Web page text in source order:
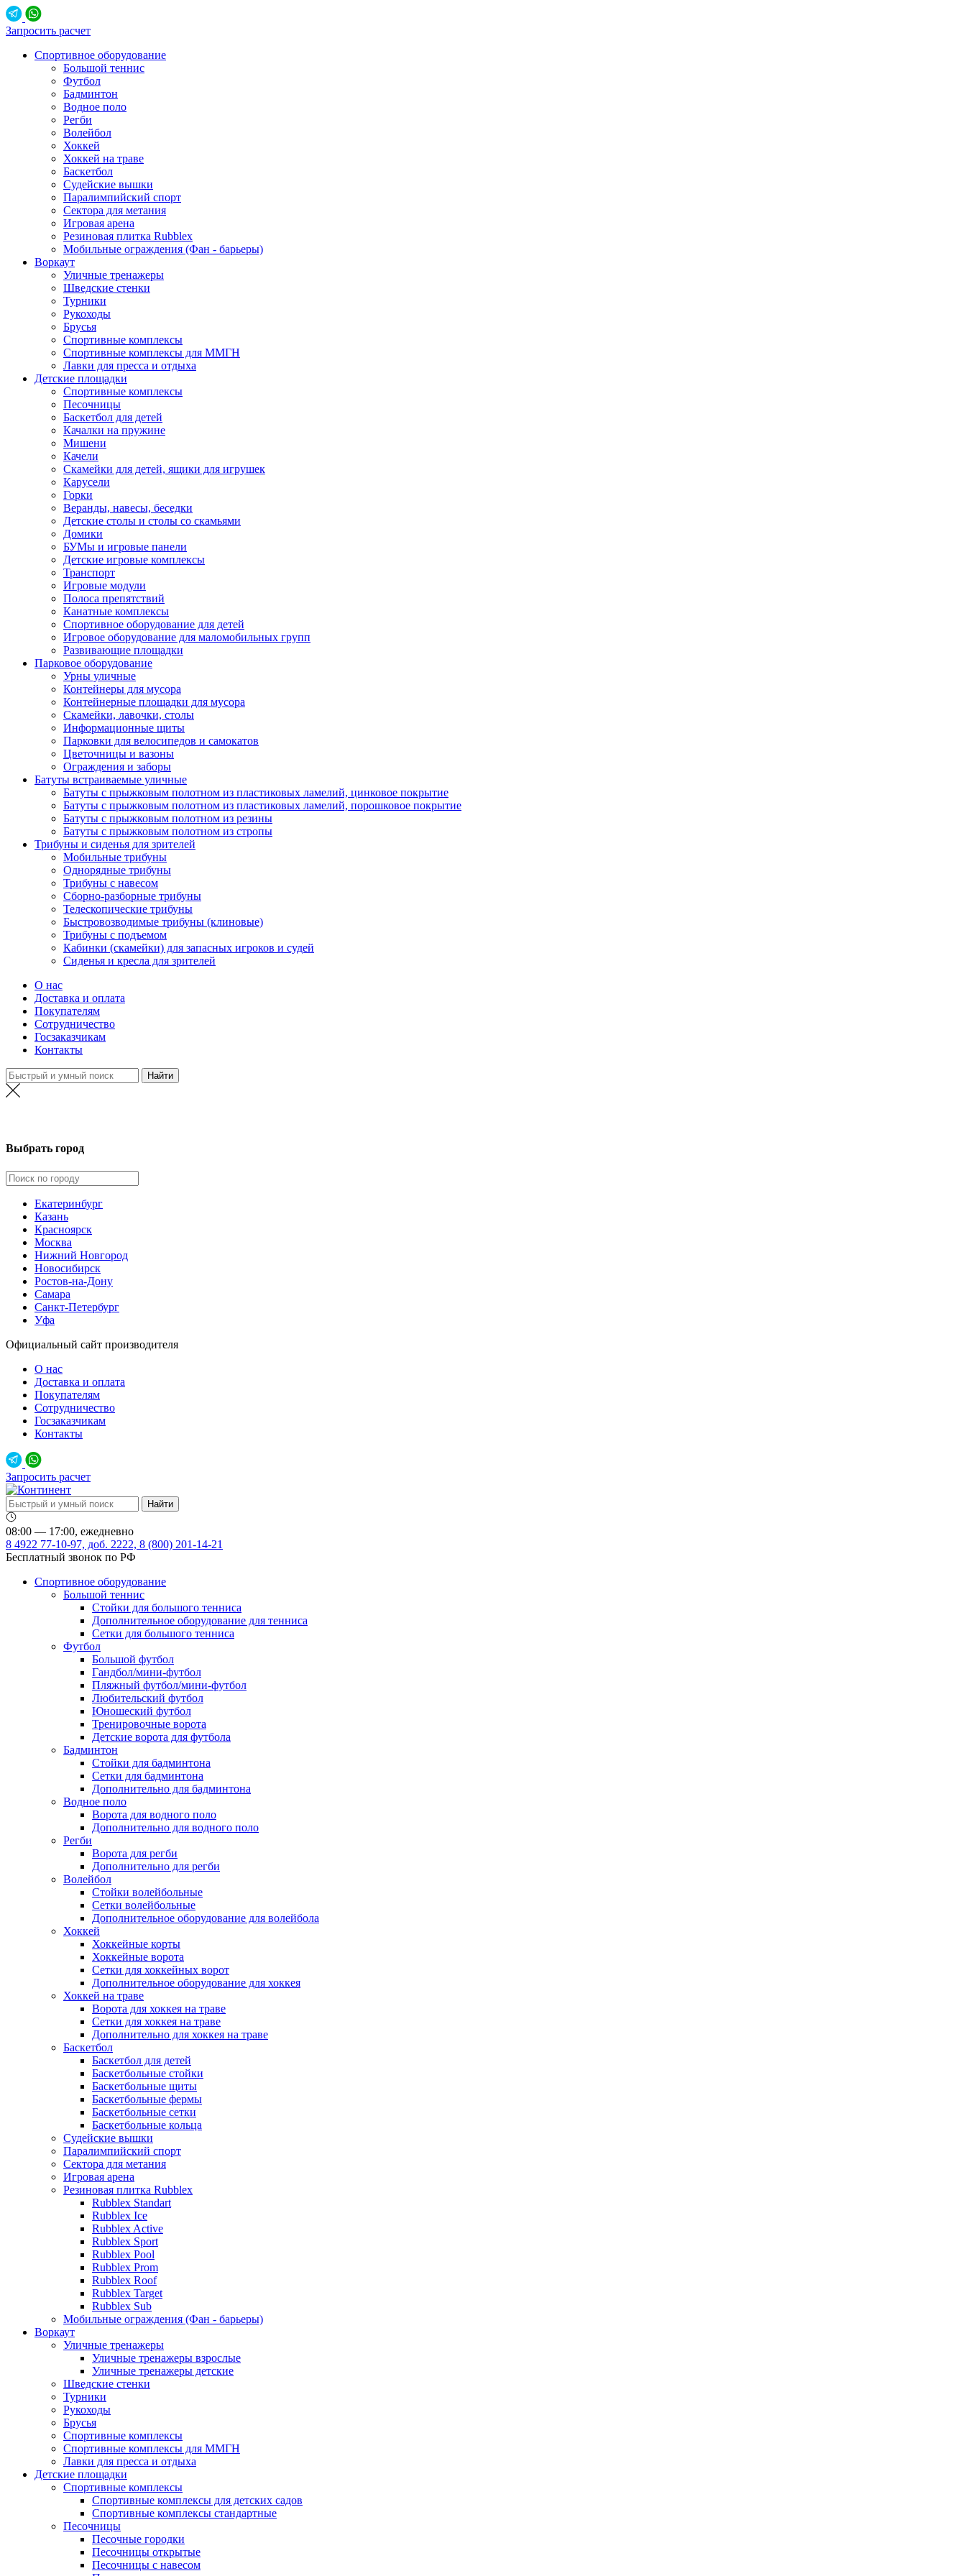
Запросить расчет
Спортивное оборудование
Большой теннис
Футбол
Бадминтон
Водное поло
Регби
Волейбол
Хоккей
Хоккей на траве
Баскетбол
Судейские вышки
Паралимпийский спорт
Сектора для метания
Игровая арена
Резиновая плитка Rubblex
Мобильные ограждения (Фан - барьеры)
Воркаут
Уличные тренажеры
Шведские стенки
Турники
Рукоходы
Брусья
Спортивные комплексы
Спортивные комплексы для ММГН
Лавки для пресса и отдыха
Детские площадки
Спортивные комплексы
Песочницы
Баскетбол для детей
Качалки на пружине
Мишени
Качели
Скамейки для детей, ящики для игрушек
Карусели
Горки
Веранды, навесы, беседки
Детские столы и столы со скамьями
Домики
БУМы и игровые панели
Детские игровые комплексы
Транспорт
Игровые модули
Полоса препятствий
Канатные комплексы
Спортивное оборудование для детей
Игровое оборудование для маломобильных групп
Развивающие площадки
Парковое оборудование
Урны уличные
Контейнеры для мусора
Контейнерные площадки для мусора
Скамейки, лавочки, столы
Информационные щиты
Парковки для велосипедов и самокатов
Цветочницы и вазоны
Ограждения и заборы
Батуты встраиваемые уличные
Батуты с прыжковым полотном из пластиковых ламелий, цинковое покрытие
Батуты с прыжковым полотном из пластиковых ламелий, порошковое покрытие
Батуты с прыжковым полотном из резины
Батуты с прыжковым полотном из стропы
Трибуны и сиденья для зрителей
Мобильные трибуны
Однорядные трибуны
Трибуны с навесом
Сборно-разборные трибуны
Телескопические трибуны
Быстровозводимые трибуны (клиновые)
Трибуны с подъемом
Кабинки (скамейки) для запасных игроков и судей
Сиденья и кресла для зрителей
О нас
Доставка и оплата
Покупателям
Сотрудничество
Госзаказчикам
Контакты
Выбрать город
Екатеринбург
Казань
Красноярск
Москва
Нижний Новгород
Новосибирск
Ростов-на-Дону
Самара
Санкт-Петербург
Уфа
Официальный сайт производителя
О нас
Доставка и оплата
Покупателям
Сотрудничество
Госзаказчикам
Контакты
Запросить расчет
08:00 — 17:00, ежедневно
8 4922 77-10-97, доб. 2222, 8 (800) 201-14-21
Бесплатный звонок по РФ
Спортивное оборудование
Большой теннис
Стойки для большого тенниса
Дополнительное оборудование для тенниса
Сетки для большого тенниса
Футбол
Большой футбол
Гандбол/мини-футбол
Пляжный футбол/мини-футбол
Любительский футбол
Юношеский футбол
Тренировочные ворота
Детские ворота для футбола
Бадминтон
Стойки для бадминтона
Сетки для бадминтона
Дополнительно для бадминтона
Водное поло
Ворота для водного поло
Дополнительно для водного поло
Регби
Ворота для регби
Дополнительно для регби
Волейбол
Стойки волейбольные
Сетки волейбольные
Дополнительное оборудование для волейбола
Хоккей
Хоккейные корты
Хоккейные ворота
Сетки для хоккейных ворот
Дополнительное оборудование для хоккея
Хоккей на траве
Ворота для хоккея на траве
Сетки для хоккея на траве
Дополнительно для хоккея на траве
Баскетбол
Баскетбол для детей
Баскетбольные стойки
Баскетбольные щиты
Баскетбольные фермы
Баскетбольные сетки
Баскетбольные кольца
Судейские вышки
Паралимпийский спорт
Сектора для метания
Игровая арена
Резиновая плитка Rubblex
Rubblex Standart
Rubblex Ice
Rubblex Active
Rubblex Sport
Rubblex Pool
Rubblex Prom
Rubblex Roof
Rubblex Target
Rubblex Sub
Мобильные ограждения (Фан - барьеры)
Воркаут
Уличные тренажеры
Уличные тренажеры взрослые
Уличные тренажеры детские
Шведские стенки
Турники
Рукоходы
Брусья
Спортивные комплексы
Спортивные комплексы для ММГН
Лавки для пресса и отдыха
Детские площадки
Спортивные комплексы
Спортивные комплексы для детских садов
Спортивные комплексы стандартные
Песочницы
Песочные городки
Песочницы открытые
Песочницы с навесом